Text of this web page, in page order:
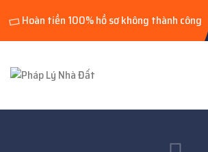
Hoàn tiền 100% hồ sơ không thành công